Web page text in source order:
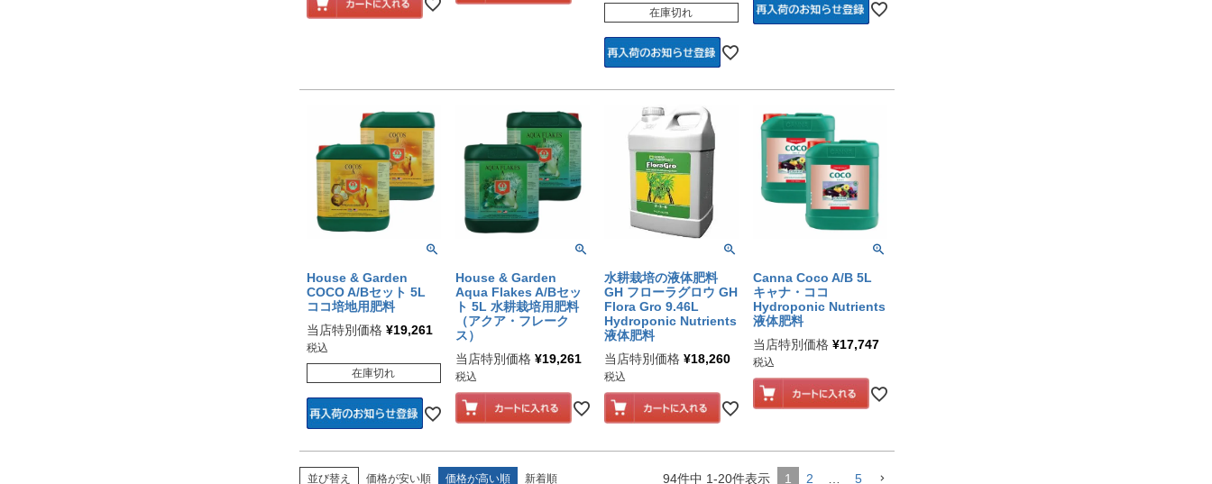
在庫切れ
House & Garden
COCO A/Bセット 5L
ココ培地用肥料
当店特別価格 ¥19,261
税込
在庫切れ
House & Garden
Aqua Flakes A/Bセッ
ト 5L 水耕栽培用肥料
（アクア・フレーク
ス）
当店特別価格 ¥19,261
税込
水耕栽培の液体肥料
GH フローラグロウ GH
Flora Gro 9.46L
Hydroponic Nutrients
液体肥料
当店特別価格 ¥18,260
税込
Canna Coco A/B 5L
キャナ・ココ
Hydroponic Nutrients
液体肥料
当店特別価格 ¥17,747
税込
並び替え 価格が安い順 価格が高い順 新着順 94件中 1-20件表示 1 2 5